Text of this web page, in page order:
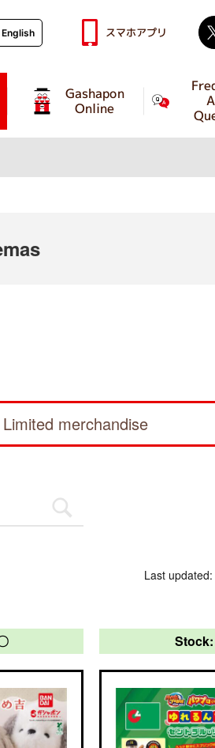
Gashapon
Online
English スマホアプリ
Limited merchandise
Last